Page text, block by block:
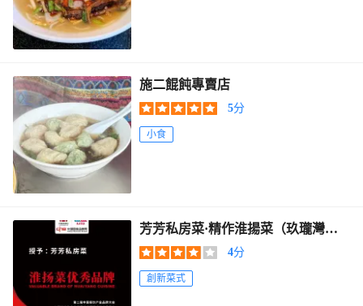
施二餛飩專賣店
5分
小食
芳芳私房菜·精作淮揚菜（玖瓏灣
店）
4分
創新菜式